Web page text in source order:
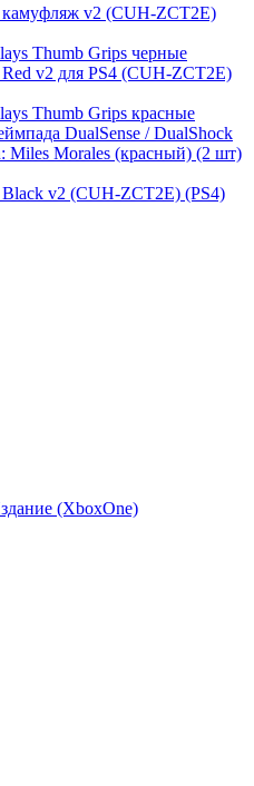
v2 (CUH-ZCT2E)
Thumb Grips черные
v2 для PS4 (CUH-ZCT2E)
Thumb Grips красные
DualSense / DualShock
Miles Morales (красный) (2 шт)
v2 (CUH-ZCT2E) (PS4)
(XboxOne)